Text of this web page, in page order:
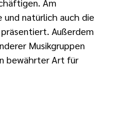
Am
natürlich auch die
Außerdem
Musikgruppen
bewährter Art für